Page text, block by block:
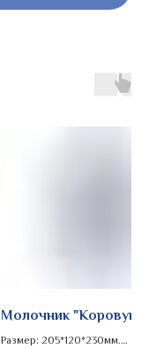
Молочник
Размер: 205*120*230мм.